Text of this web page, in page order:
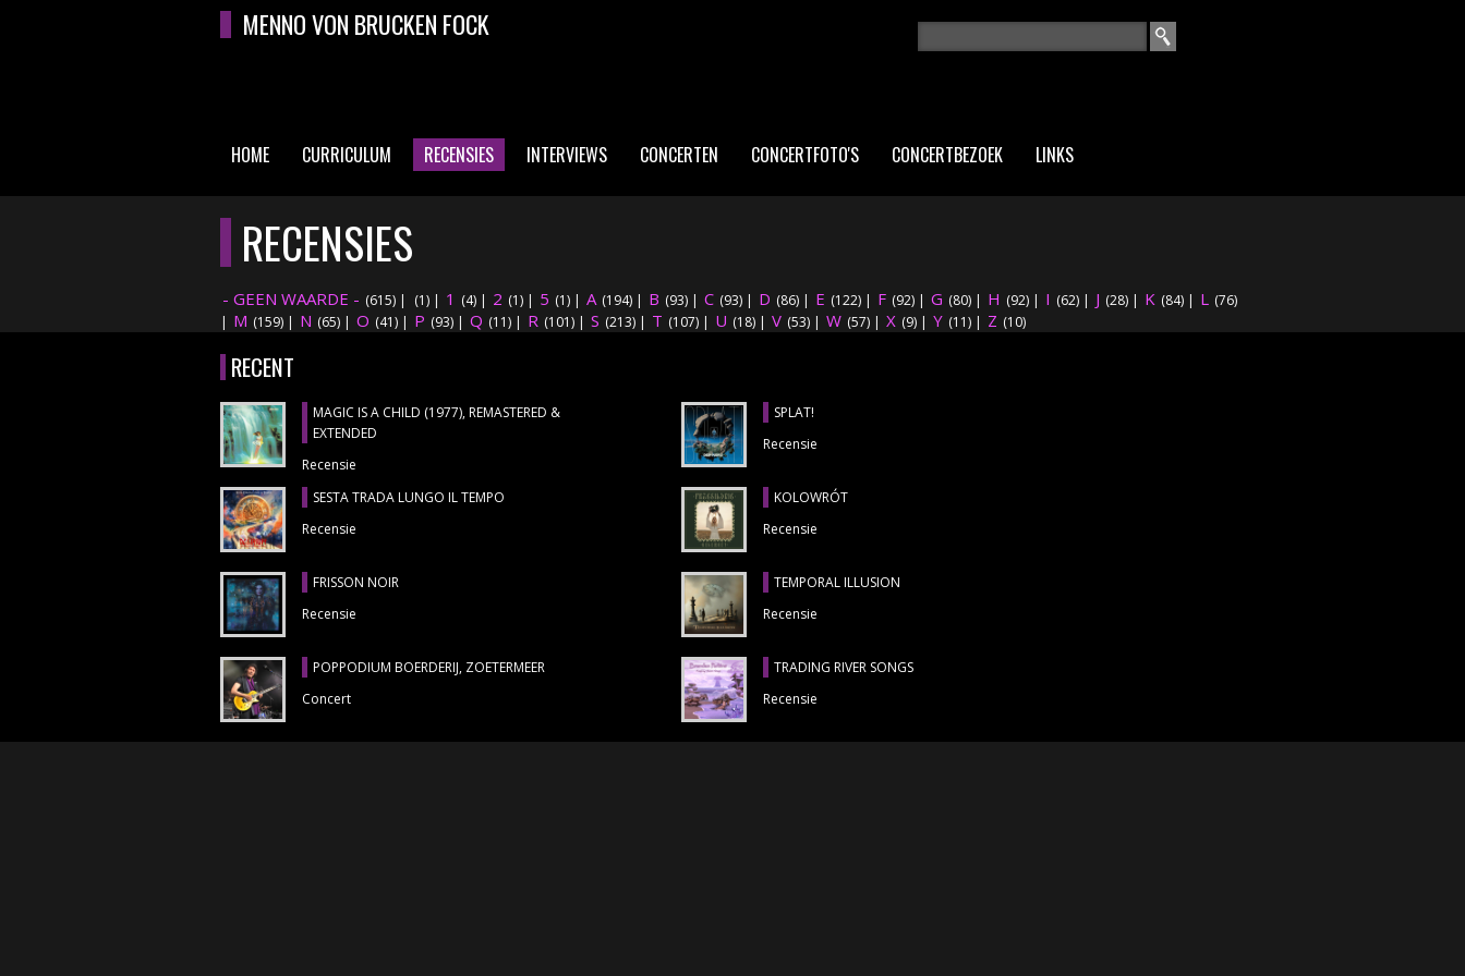
Overslaan en naar de algemene inhoud gaanMENNO VON BRUCKEN FOCK
ZOEKVELD
HOOFDMENU
HOME CURRICULUM RECENSIES INTERVIEWS CONCERTEN CONCERTFOTO'S CONCERTBEZOEK LINKS
RECENSIES
- GEEN WAARDE - (615) | (1) | 1 (4) | 2 (1) | 5 (1) | A (194) | B (93) | C (93) | D (86) | E (122) | F (92) | G (80) | H (92) | I (62) | J (28) | K (84) | L (76)
| M (159) | N (65) | O (41) | P (93) | Q (11) | R (101) | S (213) | T (107) | U (18) | V (53) | W (57) | X (9) | Y (11) | Z (10)
RECENT
MAGIC IS A CHILD (1977), REMASTERED &
EXTENDED
Recensie
SPLAT!
Recensie
SESTA TRADA LUNGO IL TEMPO
Recensie
KOLOWRÓT
Recensie
FRISSON NOIR
Recensie
TEMPORAL ILLUSION
Recensie
POPPODIUM BOERDERIJ, ZOETERMEER
Concert
TRADING RIVER SONGS
Recensie